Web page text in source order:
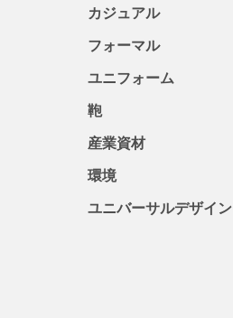
カジュアル
フォーマル
ユニフォーム
鞄
産業資材
環境
ユニバーサルデザイン